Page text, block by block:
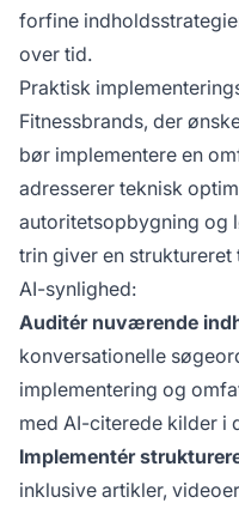
forfine
over tid.
Praktisk
Fitnessbrands, der
bør implementere en
adresserer teknisk
autoritetsopbygning og
trin giver en
AI-synlighed:
Auditér nuværende
konversationelle
implementering og
med AI-citerede kilder i
Implementér
inklusive artikler,